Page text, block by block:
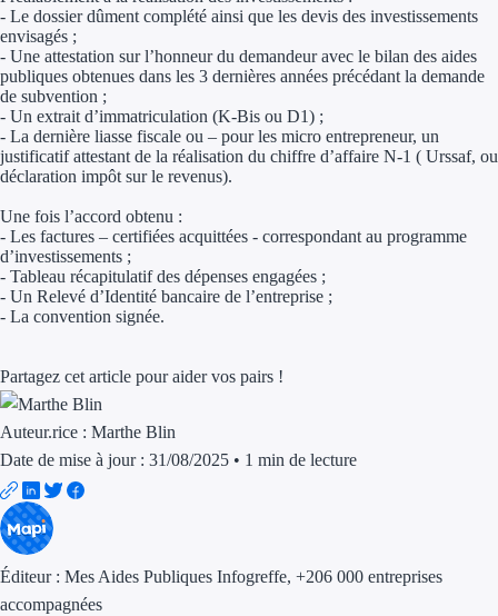
Ressources
Blog
Nos partenaires
Contactez-nous
- Le dossier dûment complété ainsi que les devis des investissements
envisagés ;
- Une attestation sur l’honneur du demandeur avec le bilan des aides
publiques obtenues dans les 3 dernières années précédant la demande
de subvention ;
- Un extrait d’immatriculation (K-Bis ou D1) ;
- La dernière liasse fiscale ou – pour les micro entrepreneur, un
justificatif attestant de la réalisation du chiffre d’affaire N-1 ( Urssaf, ou
déclaration impôt sur le revenus).
Une fois l’accord obtenu :
- Les factures – certifiées acquittées - correspondant au programme
d’investissements ;
- Tableau récapitulatif des dépenses engagées ;
- Un Relevé d’Identité bancaire de l’entreprise ;
- La convention signée.
Partagez cet article pour aider vos pairs !
Auteur.rice : Marthe Blin
Date de mise à jour : 31/08/2025 • 1 min de lecture
Éditeur : Mes Aides Publiques Infogreffe, +206 000 entreprises
accompagnées